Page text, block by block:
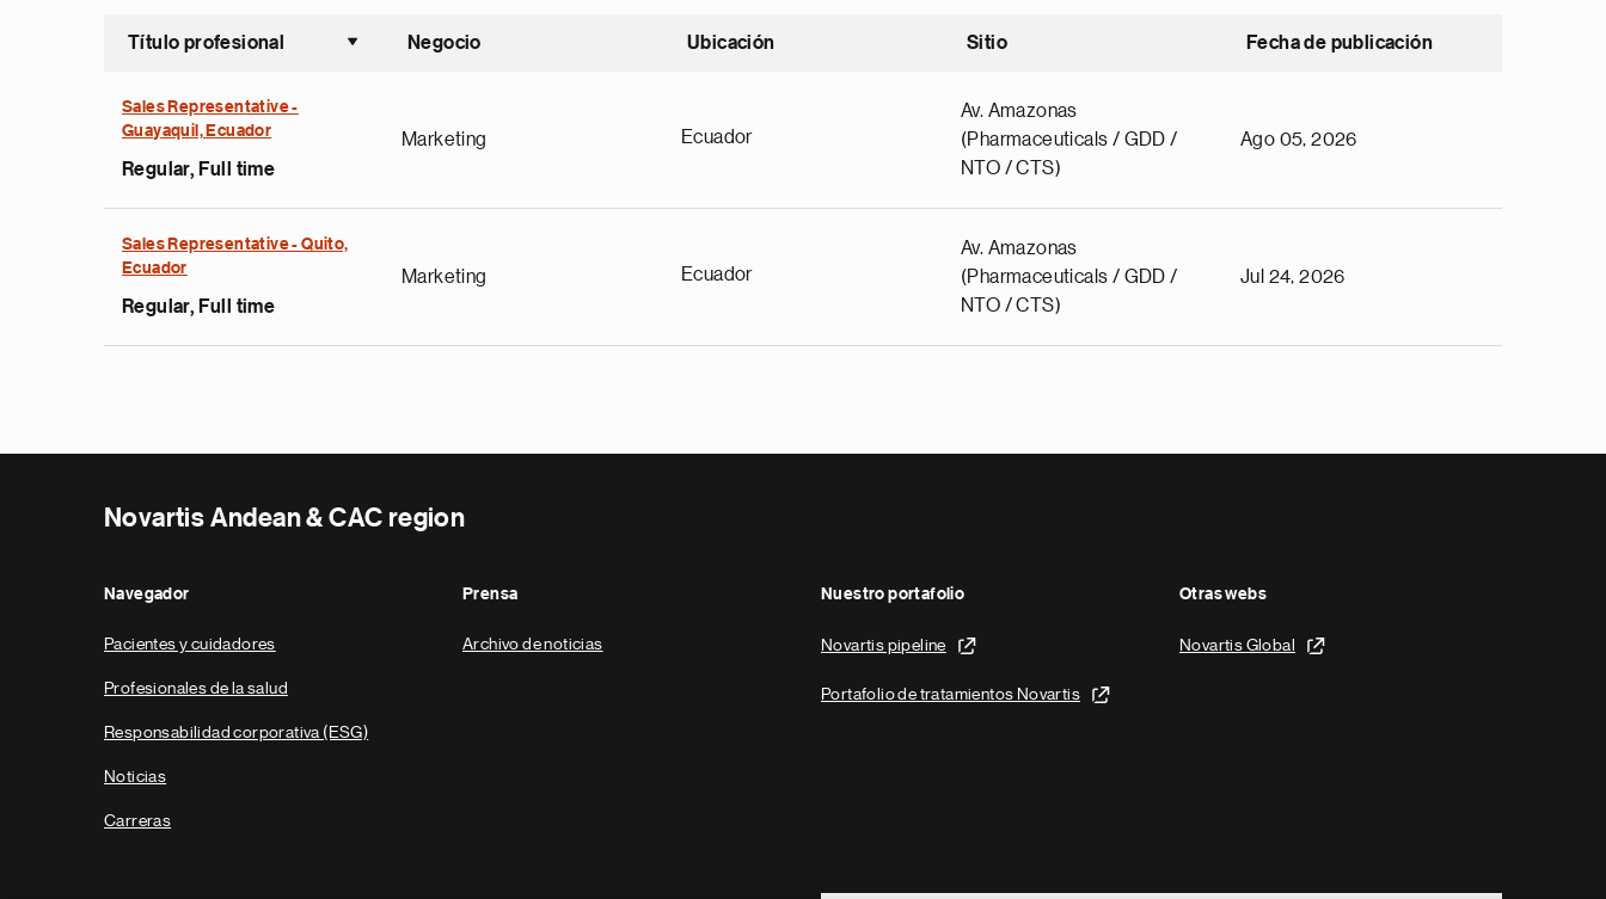
Título profesional
Ordenar ascendente
Negocio Ubicación Sitio Fecha de publicación
Sales Representative -
Guayaquil, Ecuador
Regular, Full time
Marketing Ecuador
Av. Amazonas
(Pharmaceuticals / GDD /
NTO / CTS)
Ago 05, 2026
Sales Representative - Quito,
Ecuador
Regular, Full time
Marketing Ecuador
Av. Amazonas
(Pharmaceuticals / GDD /
NTO / CTS)
Jul 24, 2026
Novartis Andean & CAC region
Navegador
Pacientes y cuidadores
Profesionales de la salud
Responsabilidad corporativa (ESG)
Noticias
Carreras
Prensa
Archivo de noticias
Nuestro portafolio
Novartis pipeline
Portafolio de tratamientos Novartis
Otras webs
Novartis Global